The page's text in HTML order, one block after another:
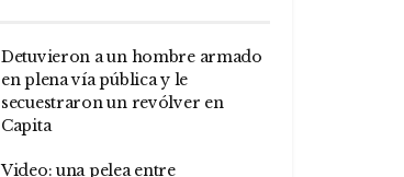
Detuvieron a un hombre armado
en plena vía pública y le
secuestraron un revólver en
Capita
Video: una pelea entre